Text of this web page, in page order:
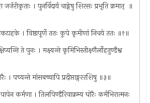
जर्जरीकृताः । पुनर्विदार्य चाङ्गेषु शिरसः प्रभृति क्रमात् ‍ ॥
। विष्ठापूर्णे ततः कूपे कृमीणां निचये ततः ॥१॥
ते पुनः । मक्ष्यन्ते कृमिभिस्तीक्ष्णैर्लोहतुण्डैश्व
। पच्यन्ते मांसबच्चापि प्रदीप्ताङ्गररशिषु ॥३॥
कर्मणा । तिलपिण्डैरिवाक्रम्य घोरैः कर्मभिरात्मनः